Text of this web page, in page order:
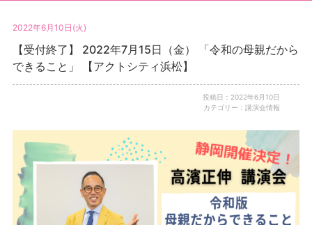
2022年6月10日(火)
【受付終了】 2022年7月15日（金） 「令和の母親だから
できること」 【アクトシティ浜松】
投稿日：2022年6月10日
カテゴリー：講演会情報